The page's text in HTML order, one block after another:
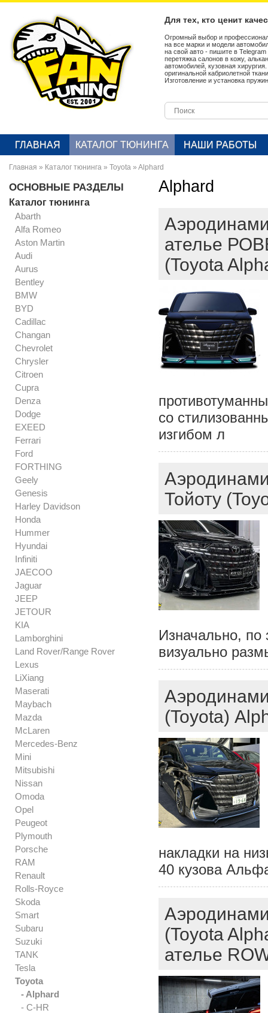
Для тех, кто ценит
Огромный выбор и
на все марки и модели
на свой авто - пишите в
перетяжка салонов в кожу,
автомобилей, кузовная
оригинальной кабриолетной
Изготовление и установка
ГЛАВНАЯ КАТАЛОГ ТЮНИНГА НАШИ РАБОТЫ
Главная » Каталог тюнинга » Toyota » Alphard
ОСНОВНЫЕ РАЗДЕЛЫ
Каталог тюнинга
Abarth
Alfa Romeo
Aston Martin
Audi
Aurus
Bentley
BMW
BYD
Cadillac
Changan
Chevrolet
Chrysler
Citroen
Cupra
Denza
Dodge
EXEED
Ferrari
Ford
FORTHING
Geely
Genesis
Harley Davidson
Honda
Hummer
Hyundai
Infiniti
JAECOO
Jaguar
JEEP
JETOUR
KIA
Lamborghini
Land Rover/Range Rover
Lexus
LiXiang
Maserati
Maybach
Mazda
McLaren
Mercedes-Benz
Mini
Mitsubishi
Nissan
Omoda
Opel
Peugeot
Plymouth
Porsche
RAM
Renault
Rolls-Royce
Skoda
Smart
Subaru
Suzuki
TANK
Tesla
Toyota
- Alphard
- C-HR
Alphard
ателье
(Toyota
со
изгибом л
Тойоту
Изначально, по
визуально
(Toyota)
накладки на
40 кузова
(Toyota
ателье